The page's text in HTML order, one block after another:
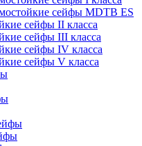
сейфы MDTB ES
сейфы II класса
сейфы III класса
сейфы IV класса
сейфы V класса